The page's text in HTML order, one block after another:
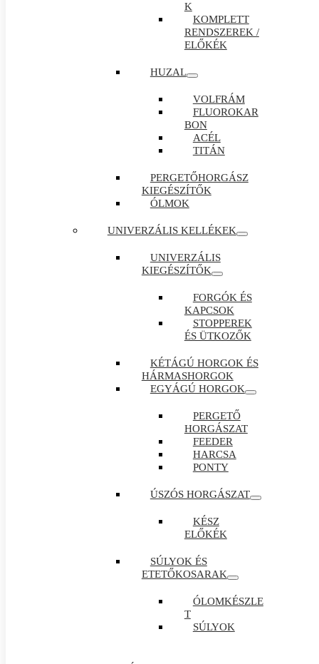
K
KOMPLETT
RENDSZEREK /
ELŐKÉK
HUZAL
VOLFRÁM
FLUOROKAR
BON
ACÉL
TITÁN
PERGETŐHORGÁSZ
KIEGÉSZÍTŐK
ÓLMOK
UNIVERZÁLIS KELLÉKEK
UNIVERZÁLIS
KIEGÉSZÍTŐK
FORGÓK ÉS
KAPCSOK
STOPPEREK
ÉS ÜTKOZŐK
KÉTÁGÚ HORGOK ÉS
HÁRMASHORGOK
EGYÁGÚ HORGOK
PERGETŐ
HORGÁSZAT
FEEDER
HARCSA
PONTY
ÚSZÓS HORGÁSZAT
KÉSZ
ELŐKÉK
SÚLYOK ÉS
ETETŐKOSARAK
ÓLOMKÉSZLE
T
SÚLYOK